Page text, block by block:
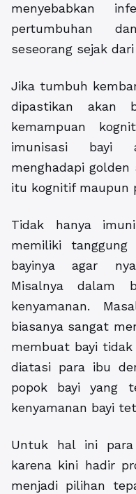
menyebabkan
pertumbuhan
seseorang sejak dari
Jika tumbuh
dipastikan akan
kemampuan
imunisasi bayi
menghadapi
itu kognitif maupun
Tidak hanya
memiliki
bayinya agar
Misalnya dalam
kenyamanan.
biasanya sangat
membuat bayi
diatasi para ibu
popok bayi yang
kenyamanan bayi
Untuk hal ini
karena kini hadir
menjadi pilihan